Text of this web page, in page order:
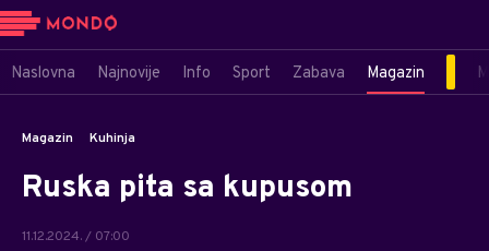
Naslovna Najnovije Info Sport Zabava Magazin
Magazin Kuhinja
Ruska pita sa kupusom
11.12.2024. / 07:00